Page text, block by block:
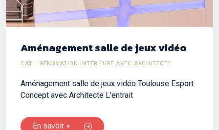
Aménagement salle de jeux vidéo
CAT. : RÉNOVATION INTÉRIEURE AVEC ARCHITECTE
Aménagement salle de jeux vidéo Toulouse Esport
Concept avec Architecte L'entrait
En savoir +